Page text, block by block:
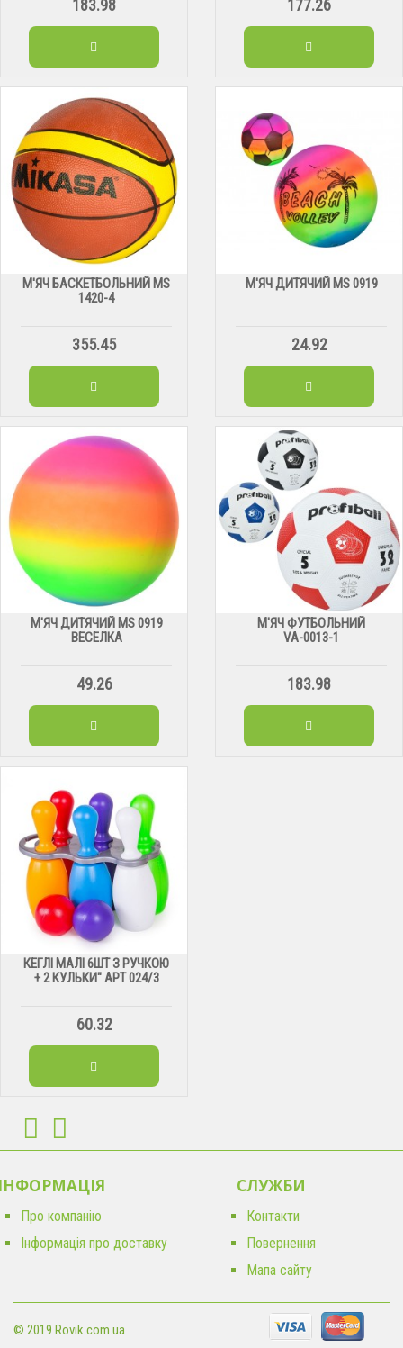
183.98 177.26
М'ЯЧ БАСКЕТБОЛЬНИЙ МS
1420-4
355.45
М'ЯЧ ДИТЯЧИЙ МS 0919
24.92
М'ЯЧ ДИТЯЧИЙ МS 0919
ВЕСЕЛКА
49.26
М'ЯЧ ФУТБОЛЬНИЙ
VА-0013-1
183.98
КЕГЛІ МАЛІ 6ШТ З РУЧКОЮ
+ 2 КУЛЬКИ" АРТ 024/3
60.32
Про компанію
Інформація про доставку
CЛУЖБИ
Контакти
Повернення
Мапа сайту
© 2019 Rovik.com.ua